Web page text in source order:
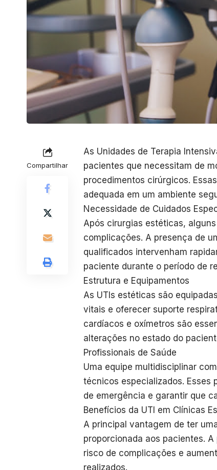
Compartilhar
As Unidades de Terapia
pacientes que necessitam de
procedimentos cirúrgicos.
adequada em um ambiente
Necessidade de Cuidados
Após cirurgias estéticas,
complicações. A presença de
qualificados intervenham
paciente durante o período de
Estrutura e Equipamentos
As UTIs estéticas são
vitais e oferecer suporte
cardíacos e oxímetros são
alterações no estado do
Profissionais de Saúde
Uma equipe multidisciplinar
técnicos especializados. Esses
de emergência e garantir que
Benefícios da UTI em Clínicas
A principal vantagem de ter
proporcionada aos pacientes.
risco de complicações e
realizados.